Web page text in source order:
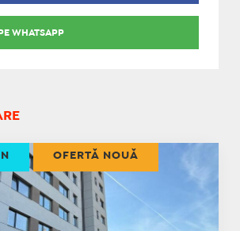
WHATSAPP
OFERTĂ NOUĂ